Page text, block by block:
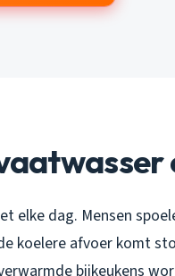
elke dag. Mensen
koelere afvoer komt
bijkeukens